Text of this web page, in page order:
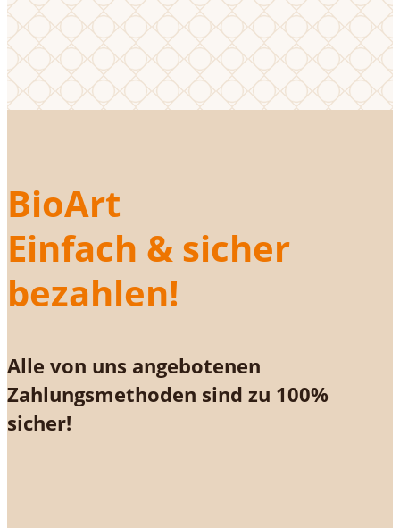
BioArt
Einfach & sicher
bezahlen!
Alle von uns angebotenen
Zahlungsmethoden sind zu 100%
sicher!